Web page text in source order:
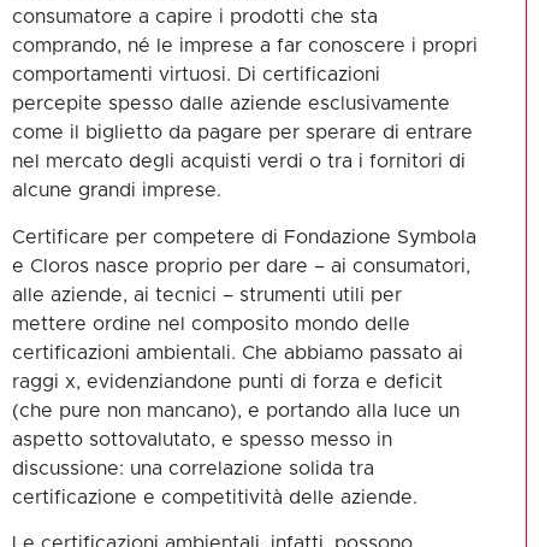
consumatore a capire i prodotti che sta
comprando, né le imprese a far conoscere i propri
comportamenti virtuosi. Di certificazioni
percepite spesso dalle aziende esclusivamente
come il biglietto da pagare per sperare di entrare
nel mercato degli acquisti verdi o tra i fornitori di
alcune grandi imprese.
Certificare per competere di Fondazione Symbola
e Cloros nasce proprio per dare – ai consumatori,
alle aziende, ai tecnici – strumenti utili per
mettere ordine nel composito mondo delle
certificazioni ambientali. Che abbiamo passato ai
raggi x, evidenziandone punti di forza e deficit
(che pure non mancano), e portando alla luce un
aspetto sottovalutato, e spesso messo in
discussione: una correlazione solida tra
certificazione e competitività delle aziende.